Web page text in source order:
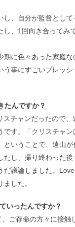
し、自分が監督とし
し、1回向き合ってみ
期に色々あった家庭
う事にすごいプレッ
んですか？
スチャンだったので
す。「クリスチャ
ということで、遠山
たし、撮り終わった
だ議論しました。
した。
いったんですか？
ご存命の方々に接触